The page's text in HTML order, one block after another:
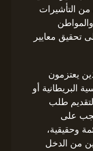
التأشيرات
تحقيق معايير
يعتزمون
البريطانية أو
لتقديم طلب
على
وحقيقية،
من الدخل